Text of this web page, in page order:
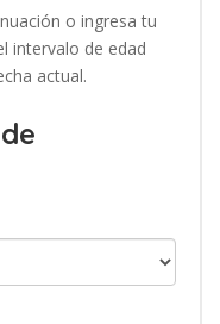
o ingresa tu
intervalo de edad
actual.